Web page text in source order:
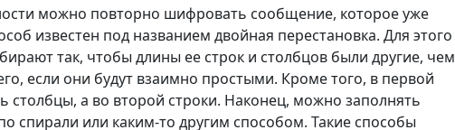
можно повторно шифровать сообщение, которое уже
известен под названием двойная перестановка. Для этого
так, чтобы длины ее строк и столбцов были другие, чем
если они будут взаимно простыми. Кроме того, в первой
столбцы, а во второй строки. Наконец, можно заполнять
спирали или каким-то другим способом. Такие способы